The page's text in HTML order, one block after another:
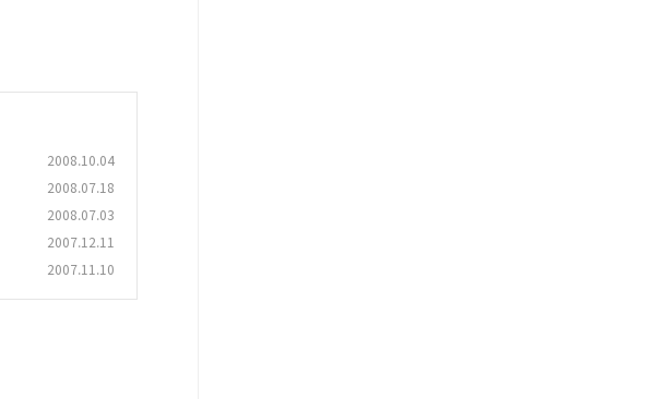
2008.10.04
2008.07.18
2008.07.03
2007.12.11
2007.11.10